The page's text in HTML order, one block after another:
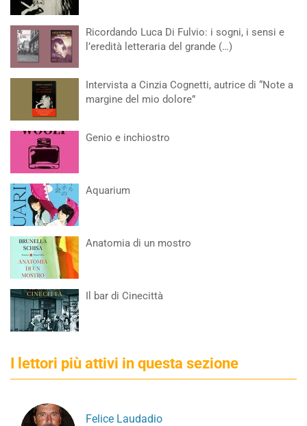
Ricordando Luca Di Fulvio: i sogni, i sensi e
l’eredità letteraria del grande (…)
Intervista a Cinzia Cognetti, autrice di “Note a
margine del mio dolore”
Genio e inchiostro
Aquarium
Anatomia di un mostro
Il bar di Cinecittà
I lettori più attivi in questa sezione
Felice Laudadio